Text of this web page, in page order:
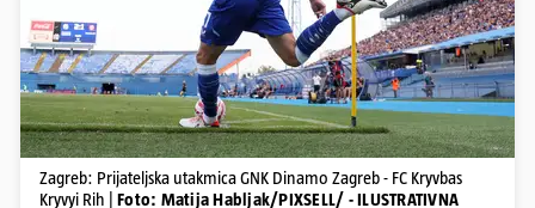
Zagreb: Prijateljska utakmica GNK Dinamo Zagreb - FC Kryvbas
Kryvyi Rih | Foto: Matija Habljak/PIXSELL/ - ILUSTRATIVNA